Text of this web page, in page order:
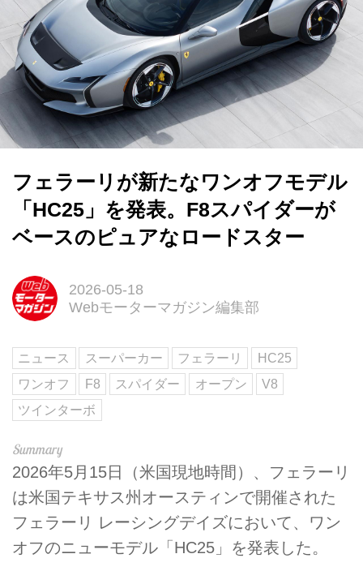
フェラーリが新たなワンオフモデル
「HC25」を発表。F8スパイダーが
ベースのピュアなロードスター
2026-05-18
Webモーターマガジン編集部
ニュース スーパーカー フェラーリ
HC25
ワンオフ
F8 スパイダー オープン
V8
ツインターボ
2026年5月15日（米国現地時間）、フェラーリ
は米国テキサス州オースティンで開催された
フェラーリ レーシングデイズにおいて、ワン
オフのニューモデル「HC25」を発表した。